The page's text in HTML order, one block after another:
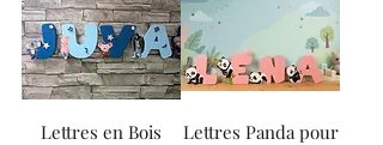
Lettres en Bois
Lettres Panda pour